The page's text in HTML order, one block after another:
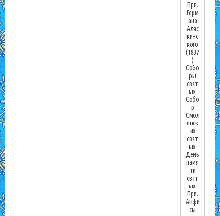
Прп.
Герм
ана
Аляс
кинс
кого
(1837
)
Собо
ры
свят
ых:
Собо
р
Смол
енск
их
свят
ых.
День
памя
ти
свят
ых:
Прп.
Анфи
сы